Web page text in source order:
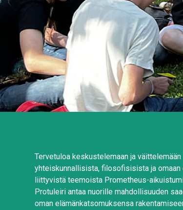
Tervetuloa keskustelemaan ja väittelemään
yhteiskunnallisista, filosofisisista ja omaan
liittyvistä teemoista Prometheus-
Protuleiri antaa nuorille mahdollisuuden
oman elämänkatsomuksensa